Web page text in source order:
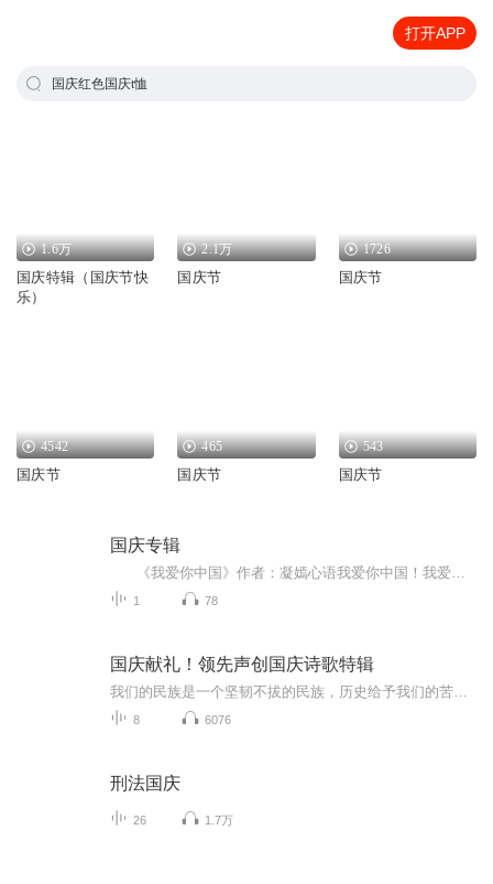
打开APP
国庆红色国庆t恤
1.6万
国庆特辑（国庆节快
乐）
2.1万
国庆节
1726
国庆节
4542
国庆节
465
国庆节
543
国庆节
国庆专辑
1 78
国庆献礼！领先声创国庆诗歌特辑
8 6076
刑法国庆
26 1.7万